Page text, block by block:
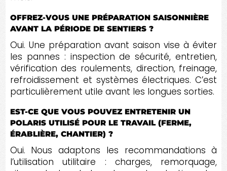
OFFREZ-VOUS UNE PRÉPARATION SAISONNIÈRE
AVANT LA PÉRIODE DE SENTIERS ?
Oui. Une préparation avant saison vise à éviter
les pannes : inspection de sécurité, entretien,
vérification des roulements, direction, freinage,
refroidissement et systèmes électriques. C’est
particulièrement utile avant les longues sorties.
EST-CE QUE VOUS POUVEZ ENTRETENIR UN
POLARIS UTILISÉ POUR LE TRAVAIL (FERME,
ÉRABLIÈRE, CHANTIER) ?
Oui. Nous adaptons les recommandations à
l’utilisation utilitaire : charges, remorquage,